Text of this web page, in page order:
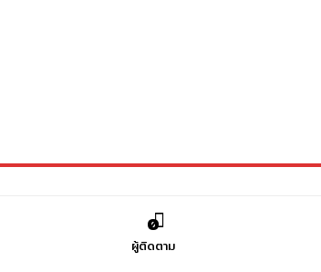
0
ผู้ติดตาม